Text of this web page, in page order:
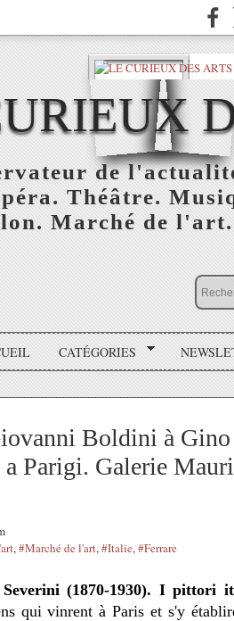
de
Théâtre.
Marché de
CATÉGORIES
Boldini à Gino
Parigi. Galerie
,#Marché de l'art,#Italie,#Ferrare
(1870-1930). I pittori
qui vinrent à Paris et s'y